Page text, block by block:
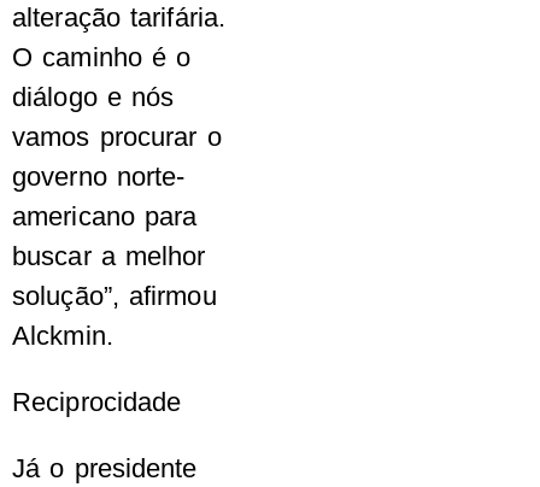
alteração tarifária.
O caminho é o
diálogo e nós
vamos procurar o
governo norte-
americano para
buscar a melhor
solução”, afirmou
Alckmin.
Reciprocidade
Já o presidente